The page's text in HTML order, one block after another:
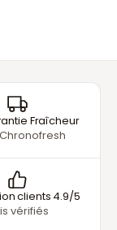
Fraîcheur
clients 4.9/5
vérifiés